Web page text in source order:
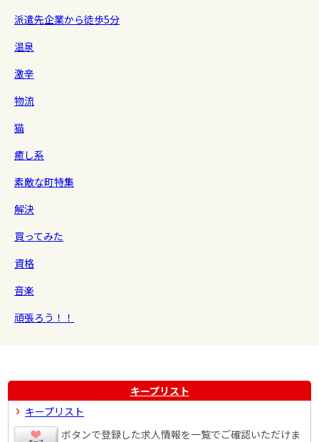
派遣先企業から徒歩5分
温泉
激辛
物流
猫
癒し系
素敵な町特集
解決
買ってみた
資格
音楽
頑張ろう！！
キープリスト
キープリスト
ボタンで登録した求人情報を一覧でご確認いただけま